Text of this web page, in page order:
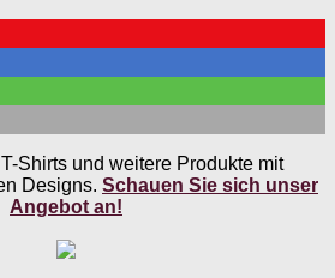
Shirts und weitere Produkte mit
Designs. Schauen Sie sich unser
Angebot an!